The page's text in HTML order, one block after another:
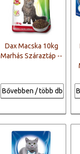
Dax Macska 10kg
Marhás Száraztáp --
Bővebben / több db